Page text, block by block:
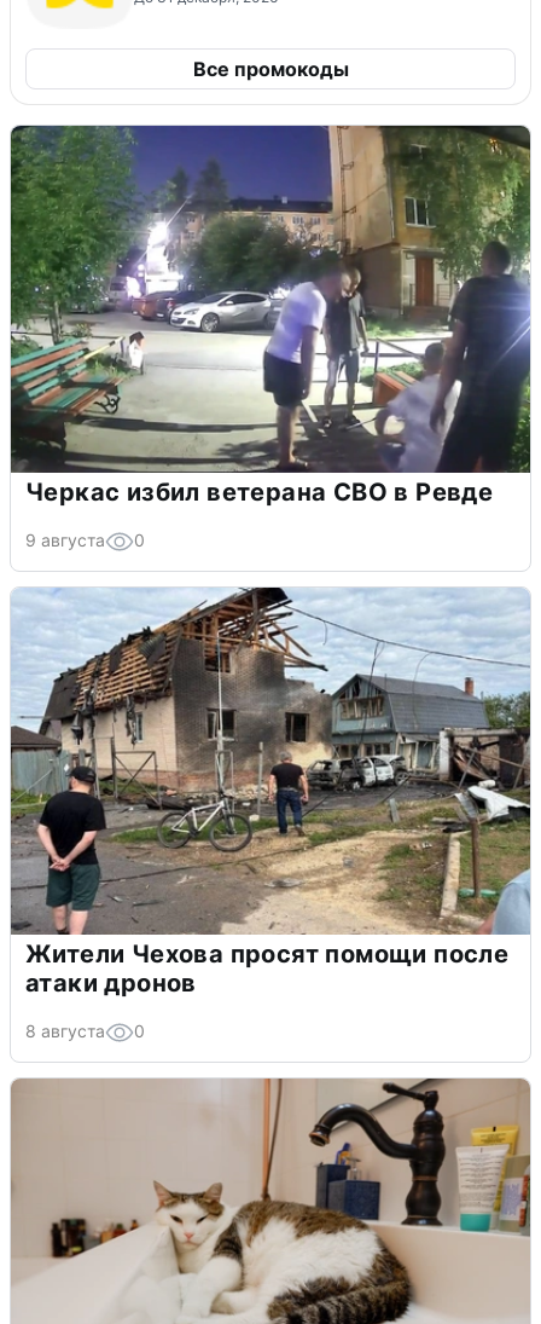
Все промокоды
Черкас избил ветерана СВО в Ревде
9 августа 0
Жители Чехова просят помощи после
атаки дронов
8 августа 0